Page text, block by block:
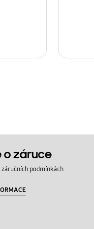
o záruce
podmínkách